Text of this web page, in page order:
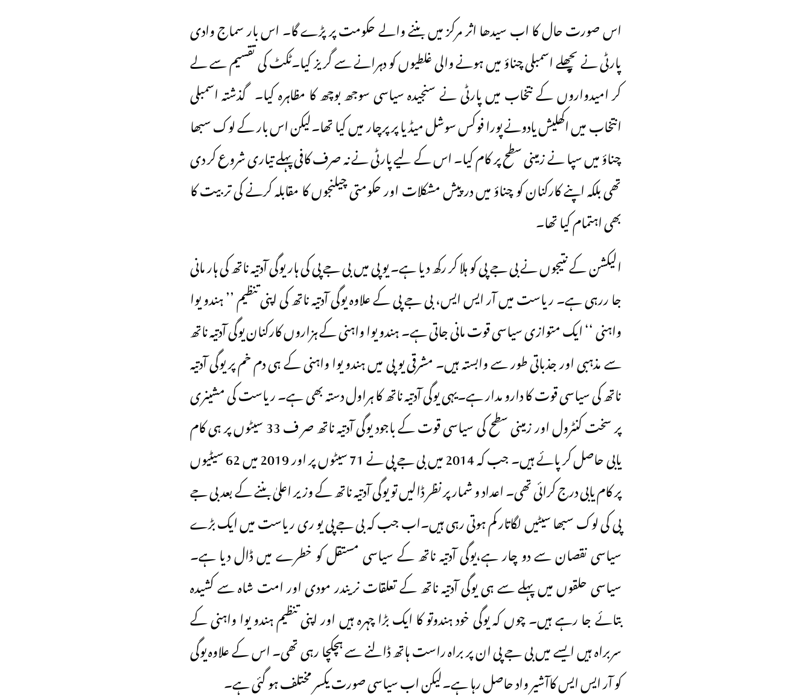
اس صورت حال کا اب سیدھا اثر مرکز میں بننے والے حکومت پر پڑے گا۔ اس بار سماج وادی
پارٹی نے پچھلے اسمبلی چناؤ میں ہونے والی غلطیوں کو دہرانے سے گریز کیا۔ٹکٹ کی تقسیم سے لے
کر امیدواروں کے نتخاب میں پارٹی نے سنجیدہ سیاسی سوجھ بوچھ کا مظاہرہ کیا۔ گذشتہ اسمبلی
انتخاب میں اکھلیش یادونے پورا فوکس سوشل میڈیا پرپرچار میں کیا تھا۔لیکن اس بار کے لوک سبھا
چناؤ میں سپا نے زمینی سطح پر کام کیا۔ اس کے لیے پارٹی نے نہ صرف کافی پہلے تیاری شروع کر دی
تھی بلکہ اپنے کارکنان کو چناؤ میں درپیش مشکلات اور حکومتی چیلنجوں کا مقابلہ کرنے کی تربیت کا
بھی اہتمام کیا تھا۔
الیکشن کے نتیجوں نے بی جے پی کو ہلا کر رکھ دیا ہے۔ یو پی میں بی جے پی کی ہار یوگی آدتیہ ناتھ کی ہار مانی
جا ررہی ہے۔ ریاست میں آر ایس ایس، بی جے پی کے علاوہ یوگی آدتیہ ناتھ کی اپنی تنظیم ’’ ہندو یوا
واہنی ‘‘ ایک متوازی سیاسی قوت مانی جاتی ہے۔ ہندو یوا واہنی کے ہزاروں کارکنان یوگی آدتیہ ناتھ
سے مذہبی اور جذباتی طور سے وابستہ ہیں۔ مشرقی یو پی میں ہندو یوا واہنی کے ہی دم خم پر یوگی آدتیہ
ناتھ کی سیاسی قوت کا دارو مدار ہے۔یہی یوگی آدتیہ ناتھ کا ہراول دستہ بھی ہے۔ ریاست کی مشینری
پر سخت کنٹرول اور زمینی سطح کی سیاسی قوت کے باجود یوگی آدتیہ ناتھ صر ف 33 سیٹوں پر ہی کام
یابی حاصل کر پائے ہیں۔ جب کہ 2014 میں بی جے پی نے 71 سیٹوں پر اور 2019 میں 62 سیٹیوں
پر کام یابی درج کرائی تھی۔ اعداد و شمار پر نظر ڈالیں تو یوگی آدتیہ ناتھ کے وزیر اعلیٰ بننے کے بعد بی جے
پی کی لوک سبھا سیٹیں لگاتار کم ہوتی رہی ہیں۔اب جب کہ بی جے پی یو ری ر یاست میں ایک بڑے
سیاسی نقصان سے دو چار ہے،یوگی آدتیہ ناتھ کے سیاسی مستقل کو خطرے میں ڈال دیا ہے۔
سیاسی حلقوں میں پہلے سے ہی یوگی آدتیہ ناتھ کے تعلقات نریندر مودی اور امت شاہ سے کشیدہ
بتائے جا رہے ہیں۔ چوں کہ یوگی خود ہندوتو کا ایک بڑا چہرہ ہیں اور اپنی تنظیم ہندو یوا واہنی کے
سربراہ ہیں ایسے میں بی جے پی ان پر براہ راست ہاتھ ڈالنے سے ہچکچا رہی تھی۔ اس کے علاوہ یوگی
کو آر ایس ایس کاآشیر واد حاصل رہا ہے۔لیکن اب سیاسی صورت یکسر مختلف ہو گئی ہے۔